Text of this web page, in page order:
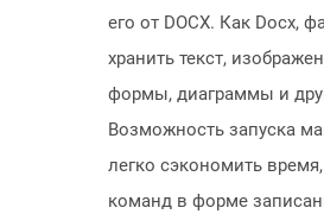
его от DOCX. Как Docx,
хранить текст,
формы, диаграммы и
Возможность запуска
легко сэкономить
команд в форме